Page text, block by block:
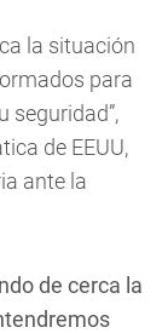
la situación
para
seguridad”,
de EEUU,
ante la
de cerca la